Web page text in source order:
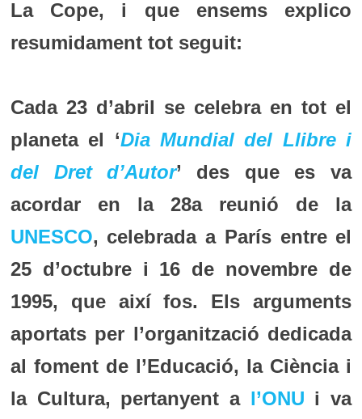
La Cope, i que ensems explico
resumidament tot seguit:
Cada 23 d’abril se celebra en tot el
planeta el ‘Dia Mundial del Llibre i
del Dret d’Autor’ des que es va
acordar en la 28a reunió de la
UNESCO, celebrada a París entre el
25 d’octubre i 16 de novembre de
1995, que així fos. Els arguments
aportats per l’organització dedicada
al foment de l’Educació, la Ciència i
la Cultura, pertanyent a l’ONU i va